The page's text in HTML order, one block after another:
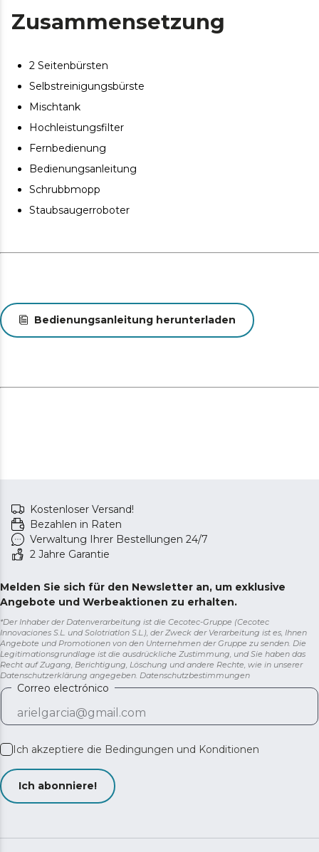
über die Fernbedienung.
Zusammensetzung
2 Seitenbürsten
Selbstreinigungsbürste
Mischtank
Hochleistungsfilter
Fernbedienung
Bedienungsanleitung
Schrubbmopp
Staubsaugerroboter
Bedienungsanleitung herunterladen
Kostenloser Versand!
Bezahlen in Raten
Verwaltung Ihrer Bestellungen 24/7
2 Jahre Garantie
Melden Sie sich für den Newsletter an, um exklusive
Angebote und Werbeaktionen zu erhalten.
*Der Inhaber der Datenverarbeitung ist die Cecotec-Gruppe (Cecotec
Innovaciones S.L. und Solotriatlon S.L.), der Zweck der Verarbeitung ist es, Ihnen
Angebote und Promotionen von den Unternehmen der Gruppe zu senden. Die
Legitimationsgrundlage ist die ausdrückliche Zustimmung, und Sie haben das
Recht auf Zugang, Berichtigung, Löschung und andere Rechte, wie in unserer
Datenschutzerklärung angegeben. Datenschutzbestimmungen
Correo electrónico
Ich akzeptiere die Bedingungen und Konditionen
Ich abonniere!